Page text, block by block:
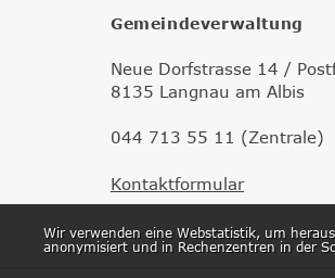
Gemeindeverwaltung
Neue Dorfstrasse 14 /
8135 Langnau am Albis
044 713 55 11 (Zentrale)
Kontaktformular
Webstatistik
Wir verwenden eine Webstatistik, um
anonymisiert und in Rechenzentren in der